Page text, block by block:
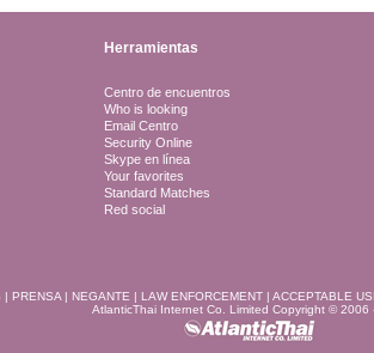
Herramientas
Centro de encuentros
Who is looking
Email Centro
Security Online
Skype en línea
Your favorites
Standard Matches
Red social
| PRENSA| NEGANTE | LAW ENFORCEMENT| ACCEPTABLE
AtlanticThai Internet Co. Limited Copyright © 2006